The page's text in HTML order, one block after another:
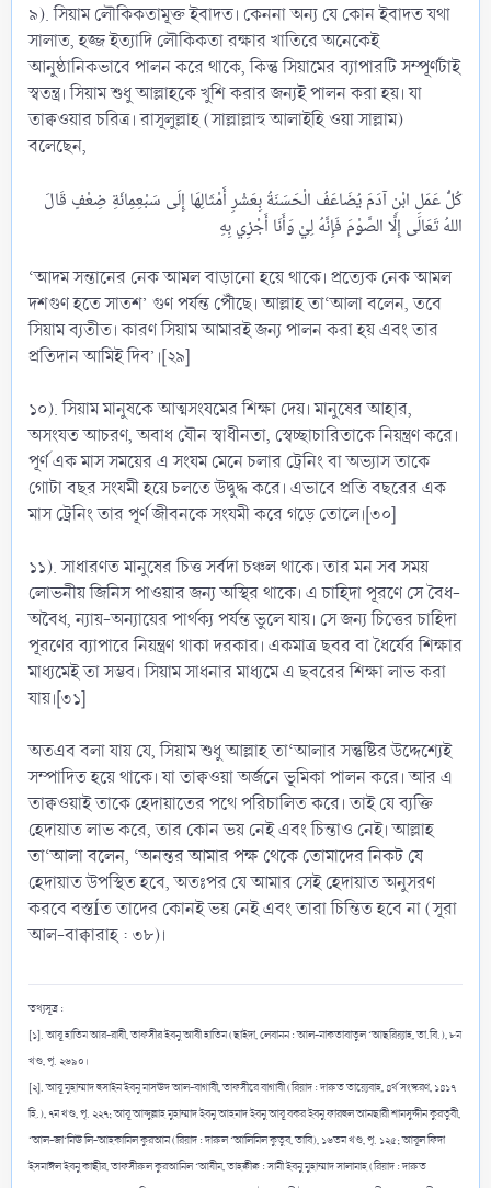
৯). সিয়াম লৌকিকতামূক্ত ইবাদত। কেননা অন্য যে কোন ইবাদত যথা
সালাত, হজ্জ ইত্যাদি লৌকিকতা রক্ষার খাতিরে অনেকেই
আনুষ্ঠানিকভাবে পালন করে থাকে, কিন্তু সিয়ামের ব্যাপারটি সম্পূর্ণটাই
স্বতন্ত্র। সিয়াম শুধু আল্লাহকে খুশি করার জন্যই পালন করা হয়। যা
তাক্বওয়ার চরিত্র। রাসূলুল্লাহ (সাল্লাল্লাহু আলাইহি ওয়া সাল্লাম)
বলেছেন,
كُلُّ عَمَلِ ابْنِ آدَمَ يُضَاعَفُ الْحَسَنَةُ بِعَشْرِ أَمْثَالِهَا إِلَى سَبْعِمِائَةِ ضِعْفٍ قَالَ
‘আদম সন্তানের নেক আমল বাড়ানো হয়ে থাকে। প্রত্যেক নেক আমল
দশগুণ হতে সাতশ’ গুণ পর্যন্ত পৌঁছে। আল্লাহ তা‘আলা বলেন, তবে
সিয়াম ব্যতীত। কারণ সিয়াম আমারই জন্য পালন করা হয় এবং তার
প্রতিদান আমিই দিব’।[২৯]
১০). সিয়াম মানুষকে আত্মসংযমের শিক্ষা দেয়। মানুষের আহার,
অসংযত আচরণ, অবাধ যৌন স্বাধীনতা, স্বেচ্ছাচারিতাকে নিয়ন্ত্রণ করে।
পূর্ণ এক মাস সময়ের এ সংযম মেনে চলার ট্রেনিং বা অভ্যাস তাকে
গোটা বছর সংযমী হয়ে চলতে উদ্বুদ্ধ করে। এভাবে প্রতি বছরের এক
মাস ট্রেনিং তার পূর্ণ জীবনকে সংযমী করে গড়ে তোলে।[৩০]
১১). সাধারণত মানুষের চিত্ত সর্বদা চঞ্চল থাকে। তার মন সব সময়
লোভনীয় জিনিস পাওয়ার জন্য অস্থির থাকে। এ চাহিদা পূরণে সে বৈধ-
অবৈধ, ন্যায়-অন্যায়ের পার্থক্য পর্যন্ত ভুলে যায়। সে জন্য চিত্তের চাহিদা
পূরণের ব্যাপারে নিয়ন্ত্রণ থাকা দরকার। একমাত্র ছবর বা ধৈর্যের শিক্ষার
মাধ্যমেই তা সম্ভব। সিয়াম সাধনার মাধ্যমে এ ছবরের শিক্ষা লাভ করা
যায়।[৩১]
অতএব বলা যায় যে, সিয়াম শুধু আল্লাহ তা‘আলার সন্তুষ্টির উদ্দেশ্যেই
সম্পাদিত হয়ে থাকে। যা তাক্বওয়া অর্জনে ভূমিকা পালন করে। আর এ
তাক্বওয়াই তাকে হেদায়াতের পথে পরিচালিত করে। তাই যে ব্যক্তি
হেদায়াত লাভ করে, তার কোন ভয় নেই এবং চিন্তাও নেই। আল্লাহ
তা‘আলা বলেন, ‘অনন্তর আমার পক্ষ থেকে তোমাদের নিকট যে
হেদায়াত উপস্থিত হবে, অতঃপর যে আমার সেই হেদায়াত অনুসরণ
করবে বস্তÍত তাদের কোনই ভয় নেই এবং তারা চিন্তিত হবে না (সূরা
আল-বাক্বারাহ : ৩৮)।
তথ্যসূত্র :
[১]. আবূ হাতিম আর-রাযী, তাফসীর ইবনু আবী হাতিম (ছাইদা, লেবানন : আল-মাকতাবাতুল ‘আছরিয়্যাহ, তা.বি.), ৮ম
খণ্ড, পৃ. ২৬৯০।
[২]. আবূ মুহাম্মাদ হুসাইন ইবনু মাসঊদ আল-বাগাবী, তাফসীরে বাগাবী (রিয়াদ : দারুত তায়্যেবাহ, ৪র্থ সংস্করণ, ১৪১৭
হি.), ৭ম খণ্ড, পৃ. ২২৭; আবূ আব্দুল্লাহ মুহাম্মাদ ইবনু আহমাদ ইবনু আবূ বকর ইবনু ফারহুল আনছারী শামসুদ্দীন কুরতুবী,
‘আল-জা‘মিঊ লি-আহকামিল কুরআন (রিয়াদ : দারুল ‘আলিমিল কুতুব, তাবি), ১৬তম খণ্ড, পৃ. ১২৫; আবূল ফিদা
ইসমাঈল ইবনু কাছীর, তাফসীরুল কুরআনিল ‘আযীম, তাহক্বীক্ব : সামী ইবনু মুহাম্মাদ সালামাহ (রিয়াদ : দারুত